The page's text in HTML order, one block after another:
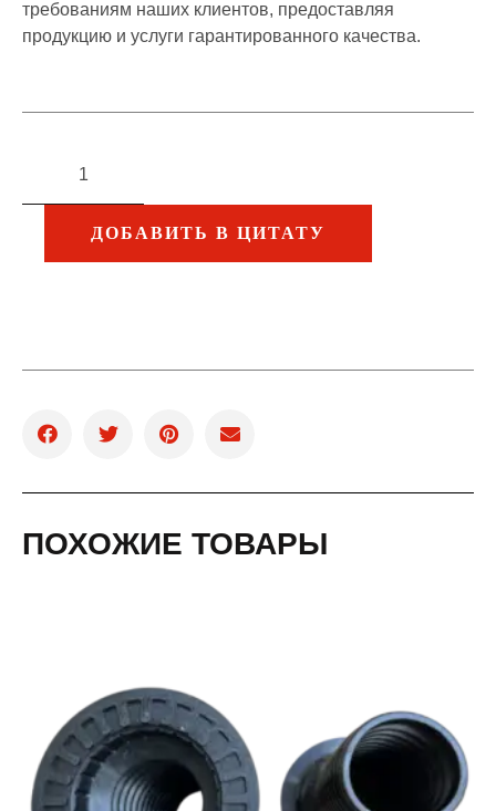
требованиям наших клиентов, предоставляя
продукцию и услуги гарантированного качества.
ДОБАВИТЬ В ЦИТАТУ
ПОХОЖИЕ ТОВАРЫ